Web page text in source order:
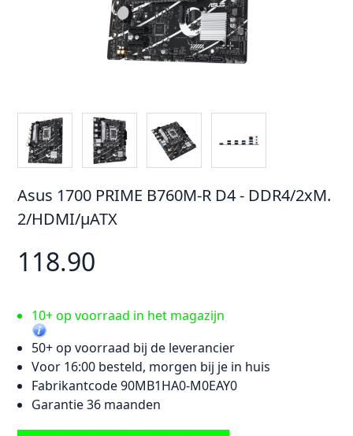
Asus 1700 PRIME B760M-R D4 - DDR4/2xM.
2/HDMI/µATX
118.90
10+ op voorraad in het magazijn
50+ op voorraad bij de leverancier
Voor 16:00 besteld, morgen bij je in huis
Fabrikantcode 90MB1HA0-M0EAY0
Garantie 36 maanden